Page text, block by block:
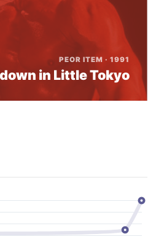
PEOR ITEM · 1991
in Little Tokyo